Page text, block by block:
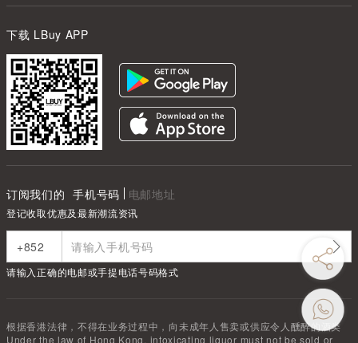
下载 LBuy APP
订阅我们的 手机号码 电邮地址
登记收取优惠及最新潮流资讯
请输入正确的电邮或手提电话号码格式
根据香港法律，不得在业务过程中，向未成年人售卖或供应令人醺醉的酒类
Under the law of Hong Kong, intoxicating liquor must not be sold or